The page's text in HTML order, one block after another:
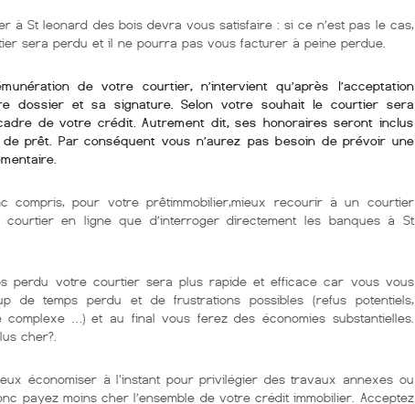
à St leonard des bois devra vous satisfaire : si ce n’est pas le cas,
sera perdu et il ne pourra pas vous facturer à peine perdue.
de votre courtier, n’intervient qu’après l’acceptation
dossier et sa signature. Selon votre souhait le courtier sera
de votre crédit. Autrement dit, ses honoraires seront inclus
prêt. Par conséquent vous n’aurez pas besoin de prévoir une
compris, pour votre prêtimmobilier,mieux recourir à un courtier
courtier en ligne que d’interroger directement les banques à St
perdu votre courtier sera plus rapide et efficace car vous vous
de temps perdu et de frustrations possibles (refus potentiels,
complexe …) et au final vous ferez des économies substantielles.
cher?.
économiser à l'instant pour privilégier des travaux annexes ou
payez moins cher l’ensemble de votre crédit immobilier. Acceptez